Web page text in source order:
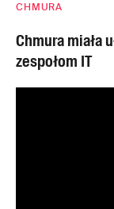
CHMURA
Chmura miała
zespołom IT